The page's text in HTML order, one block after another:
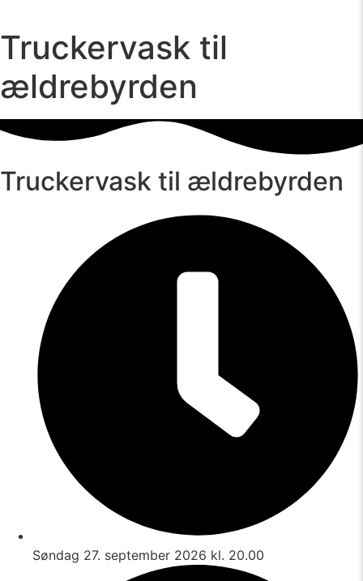
Truckervask til
ældrebyrden
Truckervask til ældrebyrden
Søndag 27. september 2026 kl. 20.00